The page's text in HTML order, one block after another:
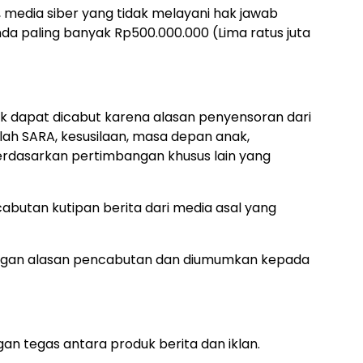
media siber yang tidak melayani hak jawab
paling banyak Rp500.000.000 (Lima ratus juta
dapat dicabut karena alasan penyensoran dari
SARA, kesusilaan, masa depan anak,
pertimbangan khusus lain yang
kutipan berita dari media asal yang
alasan pencabutan dan diumumkan kepada
tegas antara produk berita dan iklan.